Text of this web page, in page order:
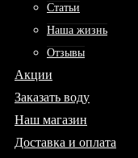
Статьи
Наша жизнь
Отзывы
Акции
Заказать воду
Наш магазин
Доставка и оплата